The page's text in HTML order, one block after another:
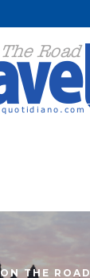
THE ROAD